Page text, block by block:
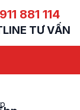
881 114
TƯ VẤN